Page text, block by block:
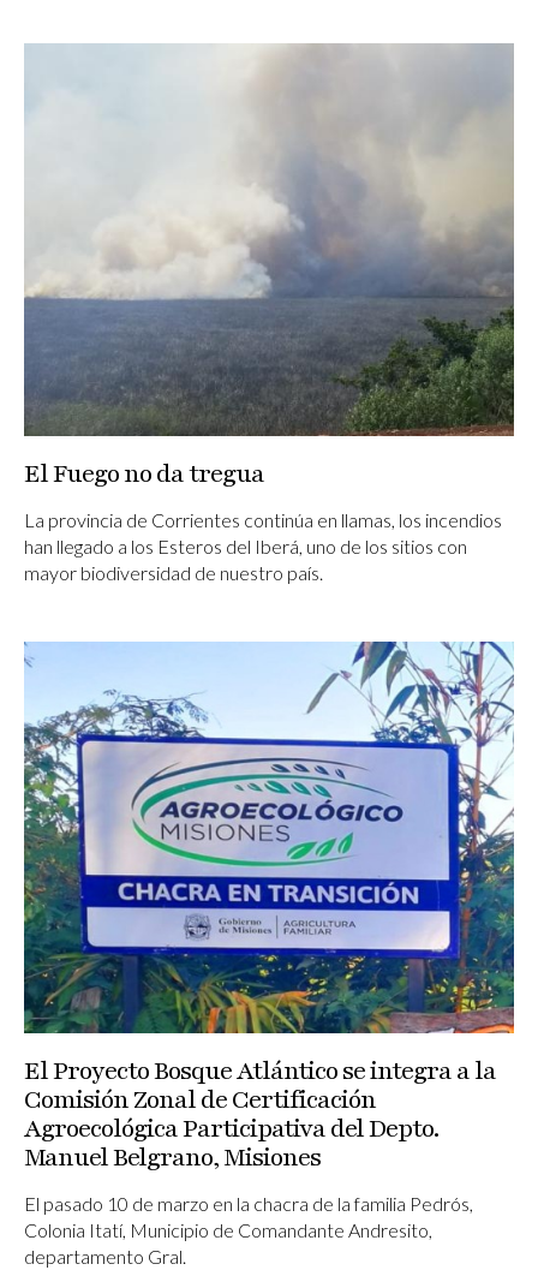
El Fuego no da tregua
La provincia de Corrientes continúa en llamas, los incendios
han llegado a los Esteros del Iberá, uno de los sitios con
mayor biodiversidad de nuestro país.
El Proyecto Bosque Atlántico se integra a la
Comisión Zonal de Certificación
Agroecológica Participativa del Depto.
Manuel Belgrano, Misiones
El pasado 10 de marzo en la chacra de la familia Pedrós,
Colonia Itatí, Municipio de Comandante Andresito,
departamento Gral.